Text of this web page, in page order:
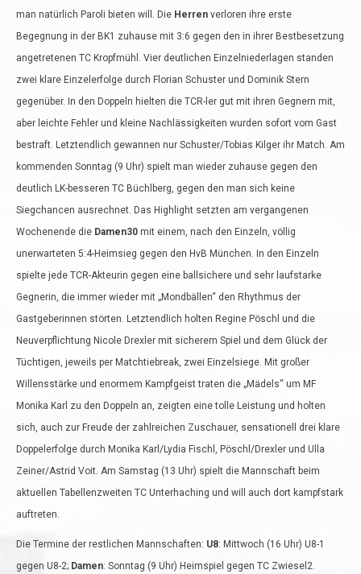
man natürlich Paroli bieten will. Die Herren verloren ihre erste
Begegnung in der BK1 zuhause mit 3:6 gegen den in ihrer Bestbesetzung
angetretenen TC Kropfmühl. Vier deutlichen Einzelniederlagen standen
zwei klare Einzelerfolge durch Florian Schuster und Dominik Stern
gegenüber. In den Doppeln hielten die TCR-ler gut mit ihren Gegnern mit,
aber leichte Fehler und kleine Nachlässigkeiten wurden sofort vom Gast
bestraft. Letztendlich gewannen nur Schuster/Tobias Kilger ihr Match. Am
kommenden Sonntag (9 Uhr) spielt man wieder zuhause gegen den
deutlich LK-besseren TC Büchlberg, gegen den man sich keine
Siegchancen ausrechnet. Das Highlight setzten am vergangenen
Wochenende die Damen30 mit einem, nach den Einzeln, völlig
unerwarteten 5:4-Heimsieg gegen den HvB München. In den Einzeln
spielte jede TCR-Akteurin gegen eine ballsichere und sehr laufstarke
Gegnerin, die immer wieder mit „Mondbällen“ den Rhythmus der
Gastgeberinnen störten. Letztendlich holten Regine Pöschl und die
Neuverpflichtung Nicole Drexler mit sicherem Spiel und dem Glück der
Tüchtigen, jeweils per Matchtiebreak, zwei Einzelsiege. Mit großer
Willensstärke und enormem Kampfgeist traten die „Mädels“ um MF
Monika Karl zu den Doppeln an, zeigten eine tolle Leistung und holten
sich, auch zur Freude der zahlreichen Zuschauer, sensationell drei klare
Doppelerfolge durch Monika Karl/Lydia Fischl, Pöschl/Drexler und Ulla
Zeiner/Astrid Voit. Am Samstag (13 Uhr) spielt die Mannschaft beim
aktuellen Tabellenzweiten TC Unterhaching und will auch dort kampfstark
auftreten.
Die Termine der restlichen Mannschaften: U8: Mittwoch (16 Uhr) U8-1
gegen U8-2; Damen: Sonntag (9 Uhr) Heimspiel gegen TC Zwiesel2.